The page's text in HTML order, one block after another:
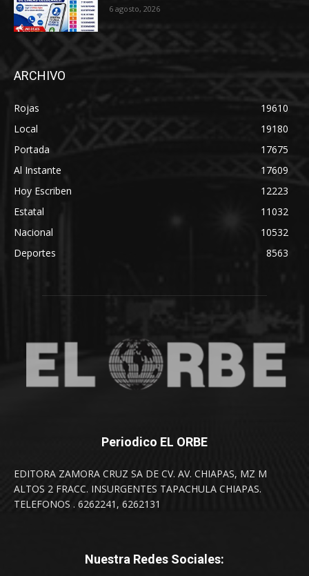
6 agosto, 2026
ARCHIVO
Rojas
19610
Local
19180
Portada
17675
Al Instante
17609
Hoy Escriben
12223
Estatal
11032
Nacional
10532
Deportes
8563
Periodico EL ORBE
EDITORA ZAMORA CRUZ SA DE CV. AV. CHIAPAS, MZ M
ALTOS 2 FRACC. INSURGENTES TAPACHULA CHIAPAS.
TELEFONOS . 6262241, 6262131
Nuestra Redes Sociales: